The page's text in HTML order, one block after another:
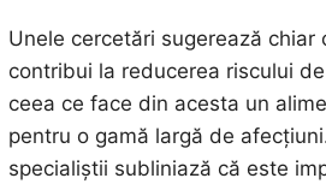
Unele cercetări sugerează chiar
contribui la reducerea riscului
ceea ce face din acesta un
pentru o gamă largă de
specialiștii subliniază că este